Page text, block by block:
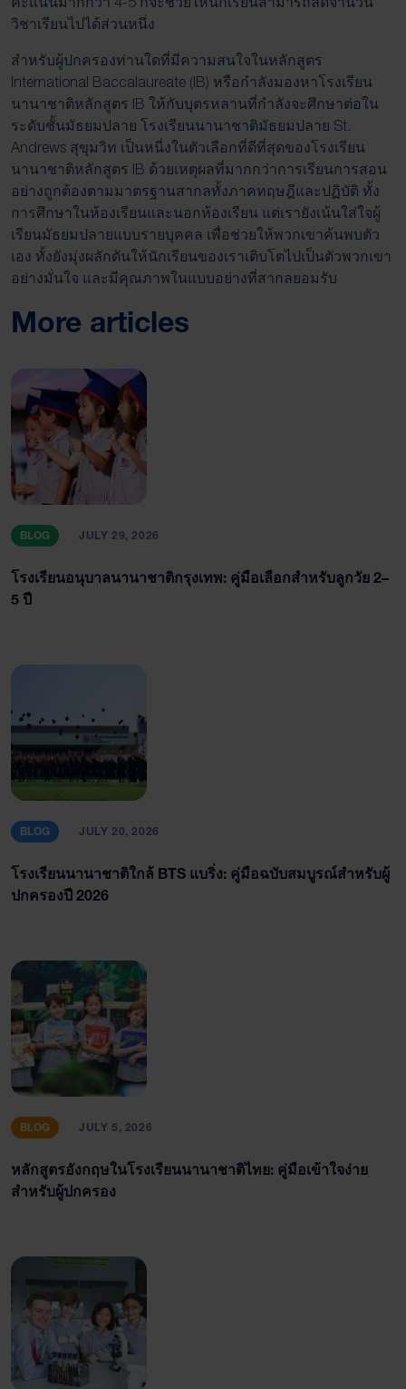
วิชาเรียนไปได้ส่วนหนึ่ง
สำหรับผู้ปกครองท่านใดที่มีความสนใจในหลักสูตร
International Baccalaureate (IB) หรือกำลังมองหาโรงเรียน
นานาชาติหลักสูตร IB ให้กับบุตรหลานที่กำลังจะศึกษาต่อใน
ระดับชั้นมัธยมปลาย โรงเรียนนานาชาติมัธยมปลาย St.
Andrews สุขุมวิท เป็นหนี่งในตัวเลือกที่ดีที่สุดของโรงเรียน
นานาชาติหลักสูตร IB ด้วยเหตุผลที่มากกว่าการเรียนการสอน
อย่างถูกต้องตามมาตรฐานสากลทั้งภาคทฤษฎีและปฏิบัติ ทั้ง
การศึกษาในห้องเรียนและนอกห้องเรียน แต่เรายังเน้นใส่ใจผู้
เรียนมัธยมปลายแบบรายบุคคล เพื่อช่วยให้พวกเขาค้นพบตัว
เอง ทั้งยังมุ่งผลักดันให้นักเรียนของเราเติบโตไปเป็นตัวพวกเขา
อย่างมั่นใจ และมีคุณภาพในแบบอย่างที่สากลยอมรับ
More articles
BLOG JULY 29, 2026
โรงเรียนอนุบาลนานาชาติกรุงเทพ: คู่มือเลือกสำหรับลูกวัย 2–
5 ปี
BLOG JULY 20, 2026
โรงเรียนนานาชาติใกล้ BTS แบริ่ง: คู่มือฉบับสมบูรณ์สำหรับผู้
ปกครองปี 2026
BLOG JULY 5, 2026
หลักสูตรอังกฤษในโรงเรียนนานาชาติไทย: คู่มือเข้าใจง่าย
สำหรับผู้ปกครอง